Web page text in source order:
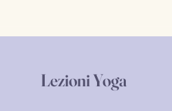
Lezioni Yoga